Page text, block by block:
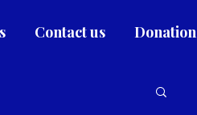
Contact us Donation